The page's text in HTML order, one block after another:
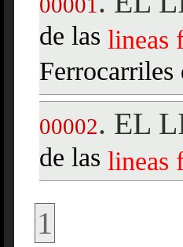
de las lineas
Ferrocarriles
00002. EL
de las lineas
1